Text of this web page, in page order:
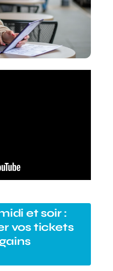
et soir :
vos tickets